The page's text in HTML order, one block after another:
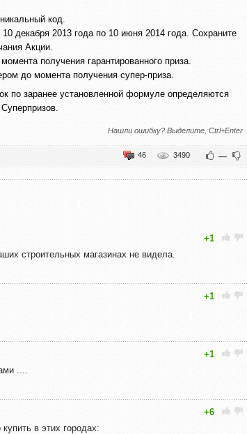
код.
декабря 2013 года по 10 июня 2014 года. Сохраните
Акции.
получения гарантированного приза.
до момента получения супер-приза.
по заранее установленной формуле определяются
Нашли ошибку? Выделите, Ctrl+Enter
—
3490
46
+1
строительных магазинах не видела.
+1
+1
....
+6
в этих городах: